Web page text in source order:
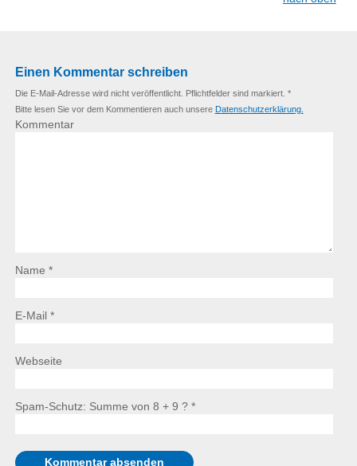
Einen Kommentar schreiben
Die E-Mail-Adresse wird nicht veröffentlicht. Pflichtfelder sind markiert. *
Bitte lesen Sie vor dem Kommentieren auch unsere Datenschutzerklärung.
Kommentar
Name *
E-Mail *
Webseite
Spam-Schutz: Summe von 8 + 9 ? *